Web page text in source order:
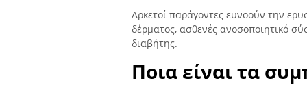
Αρκετοί παράγοντες ευνοούν την
δέρματος, ασθενές ανοσοποιητικό
διαβήτης.
Ποια είναι τα